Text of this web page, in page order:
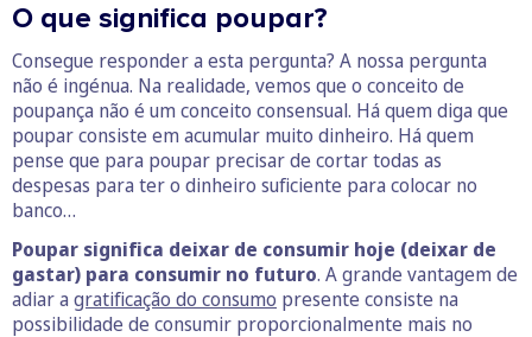
O que significa poupar?
Consegue responder a esta pergunta? A nossa pergunta
não é ingénua. Na realidade, vemos que o conceito de
poupança não é um conceito consensual. Há quem diga que
poupar consiste em acumular muito dinheiro. Há quem
pense que para poupar precisar de cortar todas as
despesas para ter o dinheiro suficiente para colocar no
banco…
Poupar significa deixar de consumir hoje (deixar de
gastar) para consumir no futuro. A grande vantagem de
adiar a gratificação do consumo presente consiste na
possibilidade de consumir proporcionalmente mais no